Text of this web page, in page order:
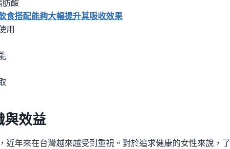
肪酸
食搭配能夠大幅提升其吸收效果
用
與效益
近年來在台灣越來越受到重視。對於追求健康的女性來說，了